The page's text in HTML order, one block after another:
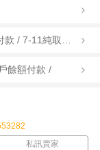
餘額付款 /
私訊賣家